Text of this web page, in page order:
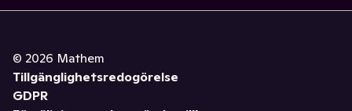
© 2026 Mathem
Tillgänglighetsredogörelse
GDPR